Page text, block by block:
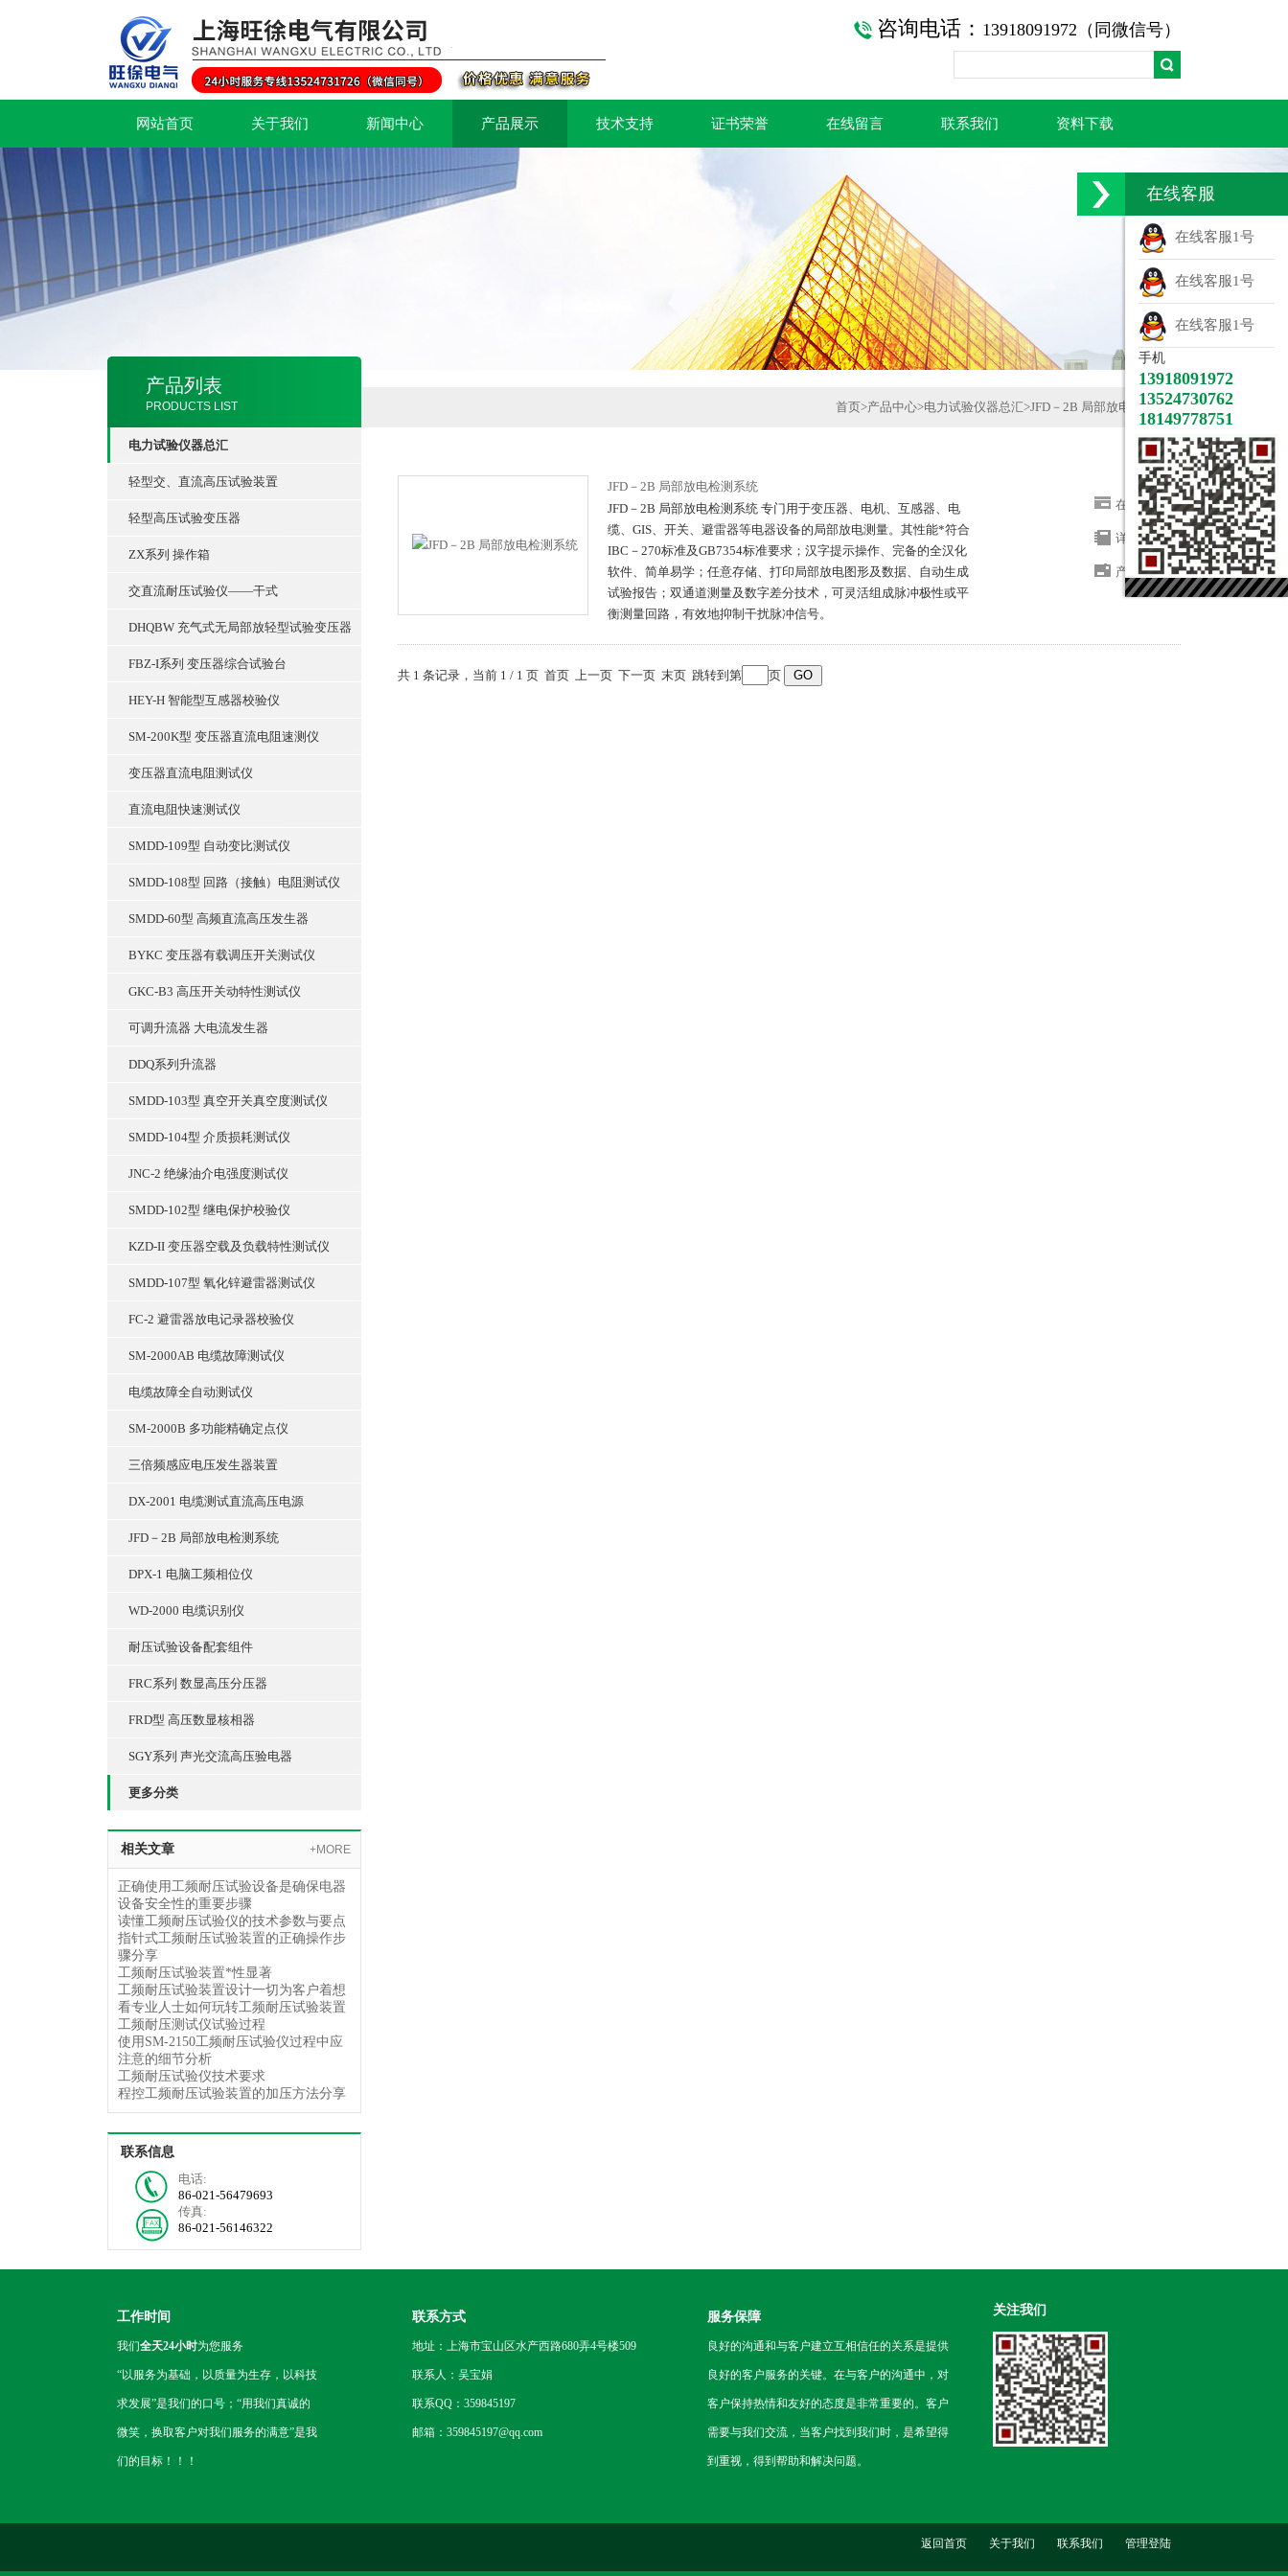
咨询电话： 13918091972（同微信号）
网站首页 关于我们 新闻中心 产品展示 技术支持 证书荣誉 在线留言 联系我们 资料下载
产品列表
PRODUCTS LIST
电力试验仪器总汇
轻型交、直流高压试验装置
轻型高压试验变压器
ZX系列 操作箱
交直流耐压试验仪——干式
DHQBW 充气式无局部放轻型试验变压器
FBZ-I系列 变压器综合试验台
HEY-H 智能型互感器校验仪
SM-200K型 变压器直流电阻速测仪
变压器直流电阻测试仪
直流电阻快速测试仪
SMDD-109型 自动变比测试仪
SMDD-108型 回路（接触）电阻测试仪
SMDD-60型 高频直流高压发生器
BYKC 变压器有载调压开关测试仪
GKC-B3 高压开关动特性测试仪
可调升流器 大电流发生器
DDQ系列升流器
SMDD-103型 真空开关真空度测试仪
SMDD-104型 介质损耗测试仪
JNC-2 绝缘油介电强度测试仪
SMDD-102型 继电保护校验仪
KZD-II 变压器空载及负载特性测试仪
SMDD-107型 氧化锌避雷器测试仪
FC-2 避雷器放电记录器校验仪
SM-2000AB 电缆故障测试仪
电缆故障全自动测试仪
SM-2000B 多功能精确定点仪
三倍频感应电压发生器装置
DX-2001 电缆测试直流高压电源
JFD－2B 局部放电检测系统
DPX-1 电脑工频相位仪
WD-2000 电缆识别仪
耐压试验设备配套组件
FRC系列 数显高压分压器
FRD型 高压数显核相器
SGY系列 声光交流高压验电器
更多分类
相关文章 +MORE
正确使用工频耐压试验设备是确保电器
设备安全性的重要步骤
读懂工频耐压试验仪的技术参数与要点
指针式工频耐压试验装置的正确操作步
骤分享
工频耐压试验装置*性显著
工频耐压试验装置设计一切为客户着想
看专业人士如何玩转工频耐压试验装置
工频耐压测试仪试验过程
使用SM-2150工频耐压试验仪过程中应
注意的细节分析
工频耐压试验仪技术要求
程控工频耐压试验装置的加压方法分享
联系信息
电话:
86-021-56479693
传真:
86-021-56146322
首页>产品中心>电力试验仪器总汇>JFD－2B 局部放电检测系统
JFD－2B 局部放电检测系统
JFD－2B 局部放电检测系统 专门用于变压器、电机、互感器、电
缆、GIS、开关、避雷器等电器设备的局部放电测量。其性能*符合
IBC－270标准及GB7354标准要求；汉字提示操作、完备的全汉化
软件、简单易学；任意存储、打印局部放电图形及数据、自动生成
试验报告；双通道测量及数字差分技术，可灵活组成脉冲极性或平
衡测量回路，有效地抑制干扰脉冲信号。
在线咨询
详细信息
产品结构
共 1 条记录，当前 1 / 1 页 首页 上一页 下一页 末页 跳转到第 页
工作时间
我们全天24小时为您服务
“以服务为基础，以质量为生存，以科技
求发展”是我们的口号；“用我们真诚的
微笑，换取客户对我们服务的满意”是我
们的目标！！！
联系方式
地址：上海市宝山区水产西路680弄4号楼509
联系人：吴宝娟
联系QQ：359845197
邮箱：359845197@qq.com
服务保障
良好的沟通和与客户建立互相信任的关系是提供
良好的客户服务的关键。在与客户的沟通中，对
客户保持热情和友好的态度是非常重要的。客户
需要与我们交流，当客户找到我们时，是希望得
到重视，得到帮助和解决问题。
关注我们
返回首页 关于我们 联系我们 管理登陆
在线客服
在线客服1号
在线客服1号
在线客服1号
手机
13918091972
13524730762
18149778751